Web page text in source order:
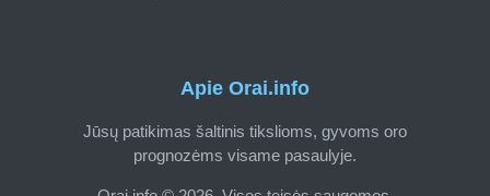
Apie Orai.info
Jūsų patikimas šaltinis tikslioms, gyvoms oro
prognozėms visame pasaulyje.